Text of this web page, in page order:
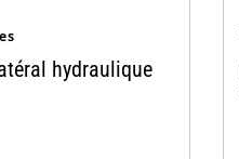
hydraulique